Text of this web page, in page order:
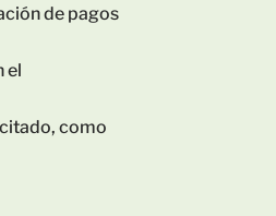
de pagos
el
como